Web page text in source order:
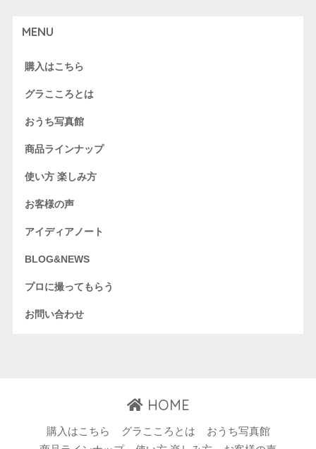
MENU
購入はこちら
グラこころとは
おうち写真館
商品ラインナップ
使い方 楽しみ方
お客様の声
アイディアノート
BLOG&NEWS
プロに撮ってもらう
お問い合わせ
HOME
購入はこちら グラこころとは
おうち写真館